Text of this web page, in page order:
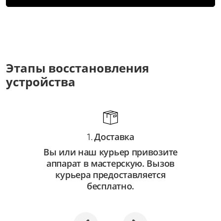
Замена оперативной памяти
Замена матрицы экрана
от 7 000 ₽
Замена материнской платы
Этапы восстановления
устройства
1.Доставка
Вы или наш курьер привозите
аппарат в мастерскую. Вызов
курьера предоставляется
бесплатно.